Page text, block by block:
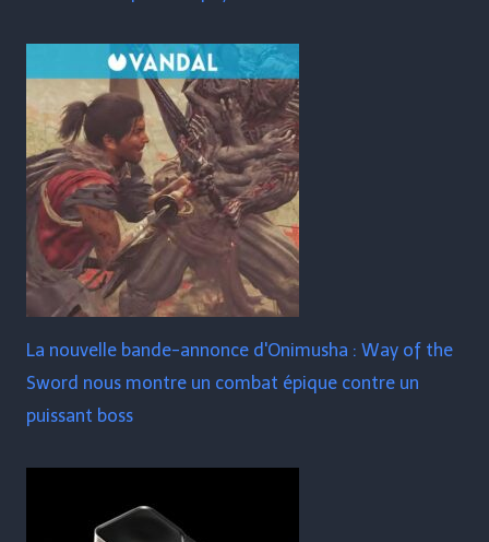
La nouvelle bande-annonce d'Onimusha : Way of the
Sword nous montre un combat épique contre un
puissant boss